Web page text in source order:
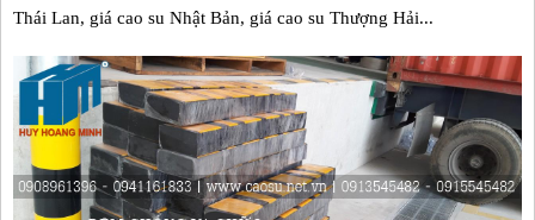
Thái Lan, giá cao su Nhật Bản, giá cao su Thượng Hải...